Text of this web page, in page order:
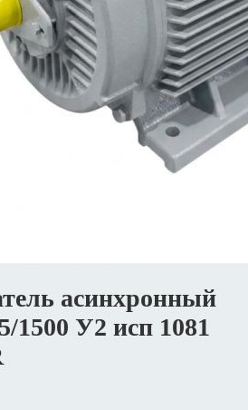
асинхронный
У2 исп 1081